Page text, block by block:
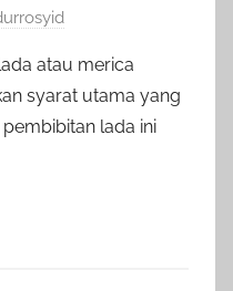
atau merica
syarat utama yang
lada ini